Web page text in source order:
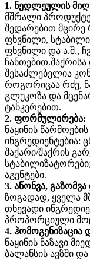
1. ნედლეულის
მშრალი
შედარებით
ფხვნილი,
ფხვნილი და ა.შ.,
შესაძლებელია
როგორიცაა რძე,
გლუკოზა და
ტანკერებით.
2. ფორმულირება:
ნაყინის
ინგრედიენტებია:
შაქარი/შაქრის
აგენტები.
3. აწონვა,
ზოგადად, ყველა
თხევადი
პროპორციული
4. ჰომოგენიზაცია
ნაყინის ნაზავი
ბალანსის ავზში